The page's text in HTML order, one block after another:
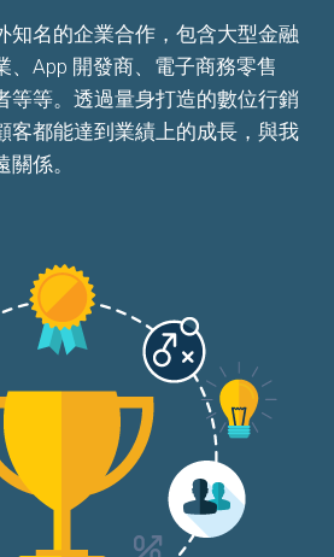
知名的企業合作，包含大型金融
、App 開發商、電子商務零售
等等。透過量身打造的數位行銷
客都能達到業績上的成長，與我
係。